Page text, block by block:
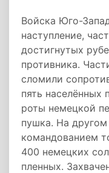
Войска Юго-
наступление,
достигнутых
противника.
сломили
пять населённых
роты немецкой
пушка. На
командованием
400 немецких
пленных.